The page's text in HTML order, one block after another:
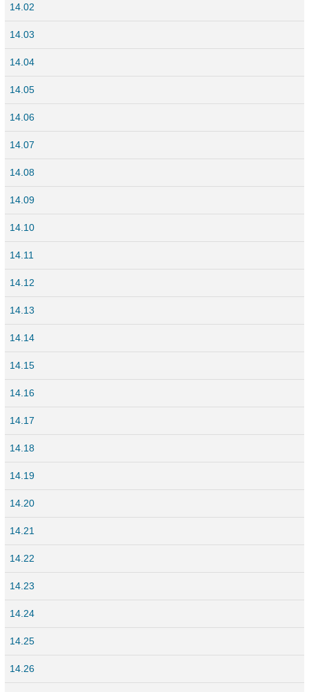
14.02
14.03
14.04
14.05
14.06
14.07
14.08
14.09
14.10
14.11
14.12
14.13
14.14
14.15
14.16
14.17
14.18
14.19
14.20
14.21
14.22
14.23
14.24
14.25
14.26